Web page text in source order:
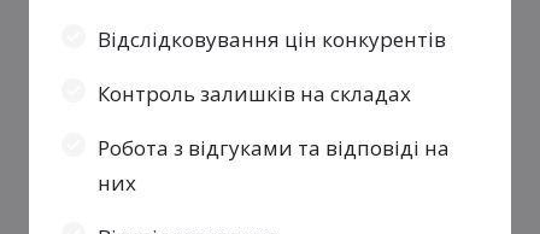
Відслідковування цін конкурентів
Контроль залишків на складах
Робота з відгуками та відповіді на
них